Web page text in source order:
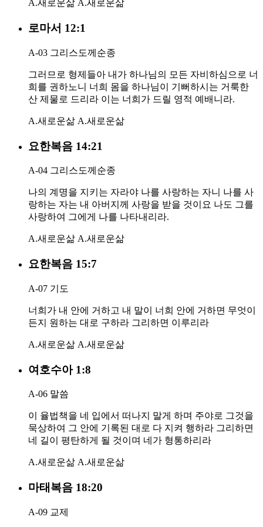
A.새로운삶 A.새로운삶
로마서 12:1
A-03 그리스도께순종
그러므로 형제들아 내가 하나님의 모든 자비하심으로 너
희를 권하노니 너희 몸을 하나님이 기뻐하시는 거룩한
산 제물로 드리라 이는 너희가 드릴 영적 예배니라.
A.새로운삶 A.새로운삶
요한복음 14:21
A-04 그리스도께순종
나의 계명을 지키는 자라야 나를 사랑하는 자니 나를 사
랑하는 자는 내 아버지께 사랑을 받을 것이요 나도 그를
사랑하여 그에게 나를 나타내리라.
A.새로운삶 A.새로운삶
요한복음 15:7
A-07 기도
너희가 내 안에 거하고 내 말이 너희 안에 거하면 무엇이
든지 원하는 대로 구하라 그리하면 이루리라
A.새로운삶 A.새로운삶
여호수아 1:8
A-06 말씀
이 율법책을 네 입에서 떠나지 말게 하며 주야로 그것을
묵상하여 그 안에 기록된 대로 다 지켜 행하라 그리하면
네 길이 평탄하게 될 것이며 네가 형통하리라
A.새로운삶 A.새로운삶
마태복음 18:20
A-09 교제